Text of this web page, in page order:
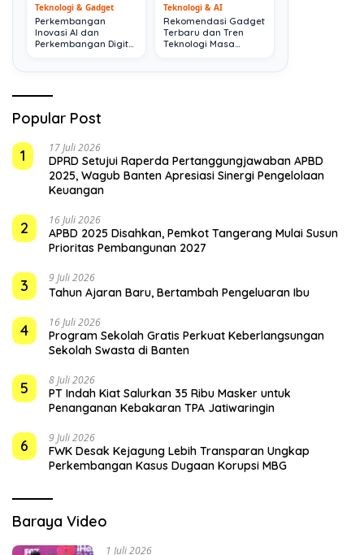
Teknologi & Gadget
Perkembangan
Inovasi AI dan
Perkembangan Digital
Teknologi & AI
Rekomendasi Gadget
Terbaru dan Tren
Teknologi Masa
Popular Post
1
17 Juli 2026
DPRD Setujui Raperda Pertanggungjawaban APBD
2025, Wagub Banten Apresiasi Sinergi Pengelolaan
Keuangan
2 16 Juli 2026
APBD 2025 Disahkan, Pemkot Tangerang Mulai Susun
Prioritas Pembangunan 2027
3 9 Juli 2026
Tahun Ajaran Baru, Bertambah Pengeluaran Ibu
4 16 Juli 2026
Program Sekolah Gratis Perkuat Keberlangsungan
Sekolah Swasta di Banten
5 8 Juli 2026
PT Indah Kiat Salurkan 35 Ribu Masker untuk
Penanganan Kebakaran TPA Jatiwaringin
6 9 Juli 2026
FWK Desak Kejagung Lebih Transparan Ungkap
Perkembangan Kasus Dugaan Korupsi MBG
Baraya Video
1 Juli 2026